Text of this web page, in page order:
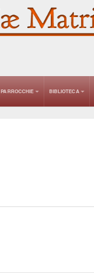
PARROCCHIE BIBLIOTECA